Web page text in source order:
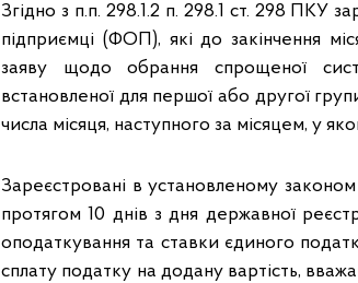
Згідно з п.п. 298.1.2 п. 298.1 ст. 298 ПКУ
підприємці (ФОП), які до закінчення
заяву щодо обрання спрощеної
встановленої для першої або другої
числа місяця, наступного за місяцем, у
Зареєстровані в установленому
протягом 10 днів з дня державної
оподаткування та ставки єдиного
сплату податку на додану вартість,